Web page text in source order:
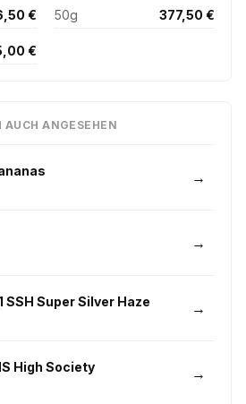
€ 50g 377,50 €
€
AUCH ANGESEHEN
SSH Super Silver Haze
High Society